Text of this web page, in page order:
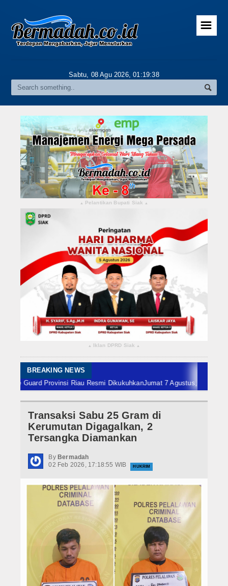
Home
Gallery
Riau
Daerah
Pekanbaru
Pelalawan
Kampar
Rokan Hulu
Bengkalis
Meranti
Indragiri Hulu
Kuansing
Siak
Nasional
Internasional
Hukrim
Budaya & Pariwisata
☰
Sabtu, 08 Agu 2026,01:19:39
▴ Pelantikan Bupati Siak ▴
▴ Iklan DPRD Siak ▴
BREAKING NEWS
Provinsi Riau Resmi DikukuhkanJumat 7 Agustus, Babinsa Koramil
Transaksi Sabu 25 Gram di
Kerumutan Digagalkan, 2
Tersangka Diamankan
By Bermadah
02 Feb 2026, 17:18:55 WIB
HUKRIM